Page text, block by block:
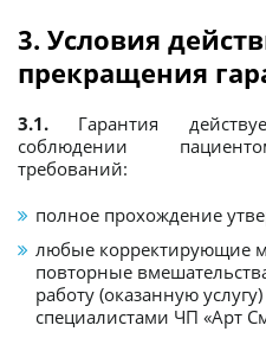
3. Условия
прекращения
3.1. Гарантия
соблюдении
требований:
полное прохождение
любые корректирующие
повторные
работу (оказанную
специалистами ЧП «Арт